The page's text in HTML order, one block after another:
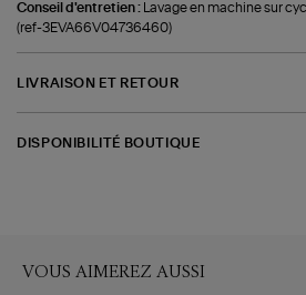
Conseil d'entretien : Lavage en machine sur
(ref-3EVA66V04736460)
LIVRAISON ET RETOUR
DISPONIBILITÉ BOUTIQUE
VOUS AIMEREZ AUSSI